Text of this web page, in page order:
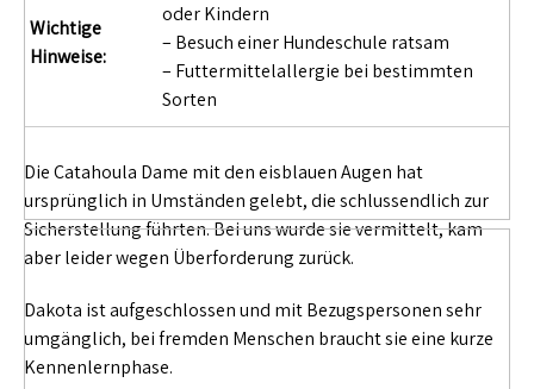
Wichtige
Hinweise:
oder Kindern
– Besuch einer Hundeschule ratsam
– Futtermittelallergie bei bestimmten
Sorten
Die Catahoula Dame mit den eisblauen Augen hat
ursprünglich in Umständen gelebt, die schlussendlich zur
Sicherstellung führten. Bei uns wurde sie vermittelt, kam
aber leider wegen Überforderung zurück.
Dakota ist aufgeschlossen und mit Bezugspersonen sehr
umgänglich, bei fremden Menschen braucht sie eine kurze
Kennenlernphase.